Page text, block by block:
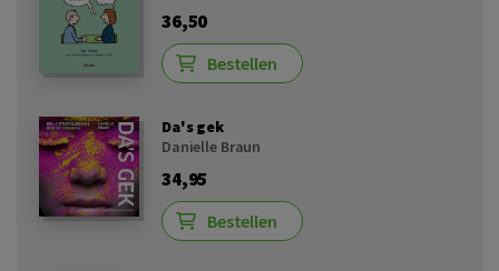
36,50
Bestellen
Da's gek
Danielle Braun
34,95
Bestellen